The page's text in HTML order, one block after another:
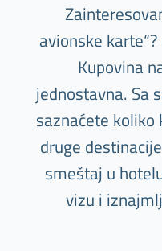
avionske
Kupovina
jednostavna. Sa
saznaćete
druge
smeštaj u
vizu i